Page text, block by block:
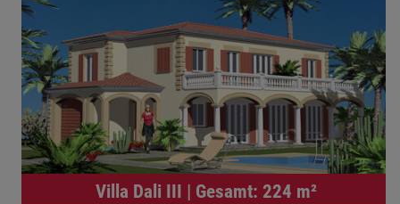
Villa Dali III | Gesamt: 224 m²